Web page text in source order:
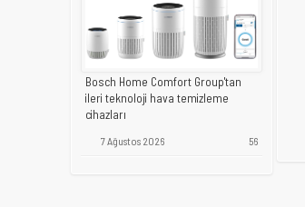
Bosch Home Comfort Group'tan
ileri teknoloji hava temizleme
cihazları
7 Ağustos 2026 56